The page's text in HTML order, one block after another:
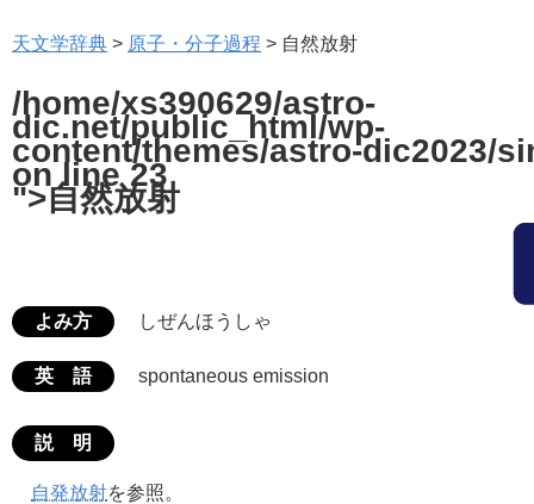
天文学辞典 > 原子・分子過程 > 自然放射
/home/xs390629/astro-
dic.net/public_html/wp-
content/themes/astro-dic2023/
on line23
">自然放射
よみ方 しぜんほうしゃ
英 語 spontaneous emission
説 明
自発放射を参照。